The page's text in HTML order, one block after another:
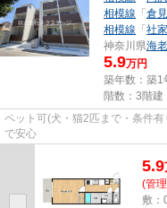
相模線 「倉見
相模線 「社家
神奈川県海
5.9万円
築年数：築1
階数：3階建
ペット可(犬・猫2匹まで・条件
で安心
5.9
(管
敷：